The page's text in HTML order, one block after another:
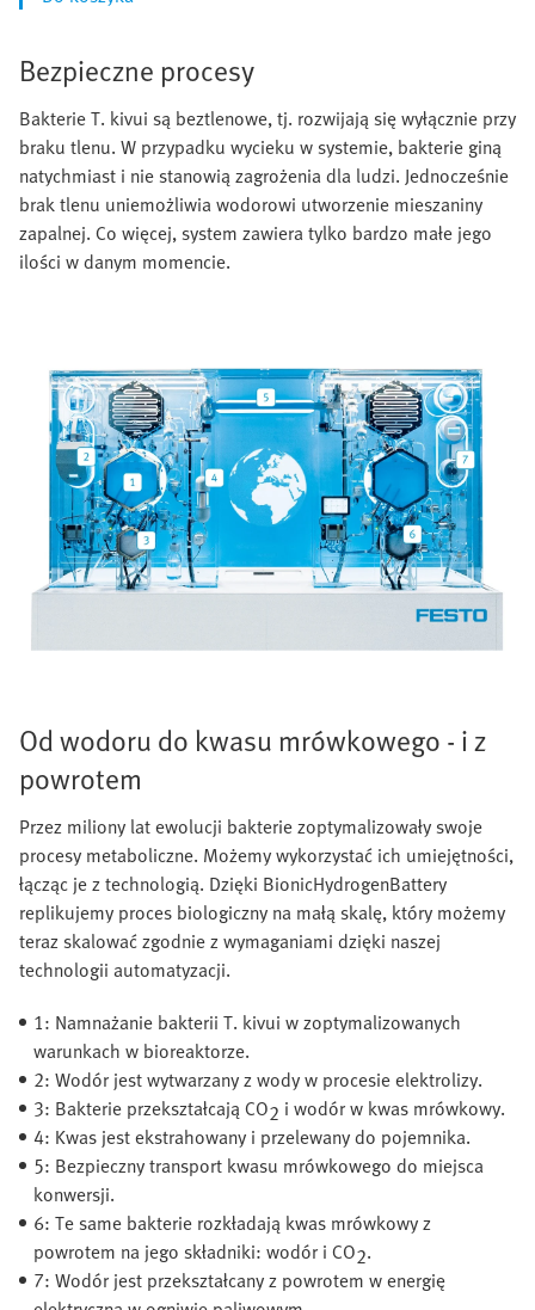
Bezpieczne procesy
Bakterie T. kivui są beztlenowe, tj. rozwijają się wyłącznie przy
braku tlenu. W przypadku wycieku w systemie, bakterie giną
natychmiast i nie stanowią zagrożenia dla ludzi. Jednocześnie
brak tlenu uniemożliwia wodorowi utworzenie mieszaniny
zapalnej. Co więcej, system zawiera tylko bardzo małe jego
ilości w danym momencie.
Od wodoru do kwasu mrówkowego - i z
powrotem
Przez miliony lat ewolucji bakterie zoptymalizowały swoje
procesy metaboliczne. Możemy wykorzystać ich umiejętności,
łącząc je z technologią. Dzięki BionicHydrogenBattery
replikujemy proces biologiczny na małą skalę, który możemy
teraz skalować zgodnie z wymaganiami dzięki naszej
technologii automatyzacji.
1: Namnażanie bakterii T. kivui w zoptymalizowanych
warunkach w bioreaktorze.
2: Wodór jest wytwarzany z wody w procesie elektrolizy.
3: Bakterie przekształcają CO2 i wodór w kwas mrówkowy.
4: Kwas jest ekstrahowany i przelewany do pojemnika.
5: Bezpieczny transport kwasu mrówkowego do miejsca
konwersji.
6: Te same bakterie rozkładają kwas mrówkowy z
powrotem na jego składniki: wodór i CO2.
7: Wodór jest przekształcany z powrotem w energię